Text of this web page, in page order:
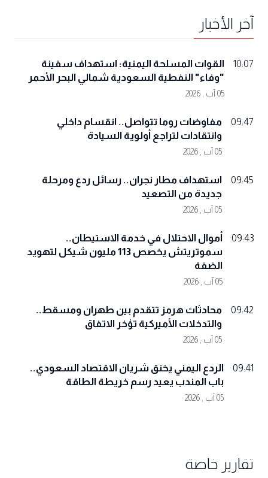
آخر الأخبار
10:07
القوات المسلحة اليمنية: استهداف سفينة
"وفاء" النفطية السعودية شمالي البحر الأحمر
05 آب , 2026
09:47
مفاوضات روما تتواصل.. انقسام داخلي
وانتقادات لتراجع أولوية السيادة
05 آب , 2026
09:45
استهداف مطار نجران.. رسائل ردع ومرحلة
جديدة من التصعيد
05 آب , 2026
09:43
أموال الاحتلال في خدمة الاستيطان..
سموتريتش يخصص 113 مليون شيكل لتهويد
الضفة
05 آب , 2026
09:42
محادثات هرمز تتقدم بين طهران ومسقط..
والتدخلات الأميركية تؤخر الاتفاق
05 آب , 2026
09:41
الردع اليمني يخنق شريان الاقتصاد السعودي..
باب المندب يعيد رسم خريطة الطاقة
05 آب , 2026
تقارير خاصة